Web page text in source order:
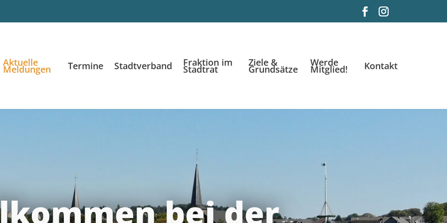
Aktuelle
Meldungen Termine Stadtverband Fraktion im
Stadtrat
Ziele &
Grundsätze
Werde
Mitglied! Kontakt
bei der